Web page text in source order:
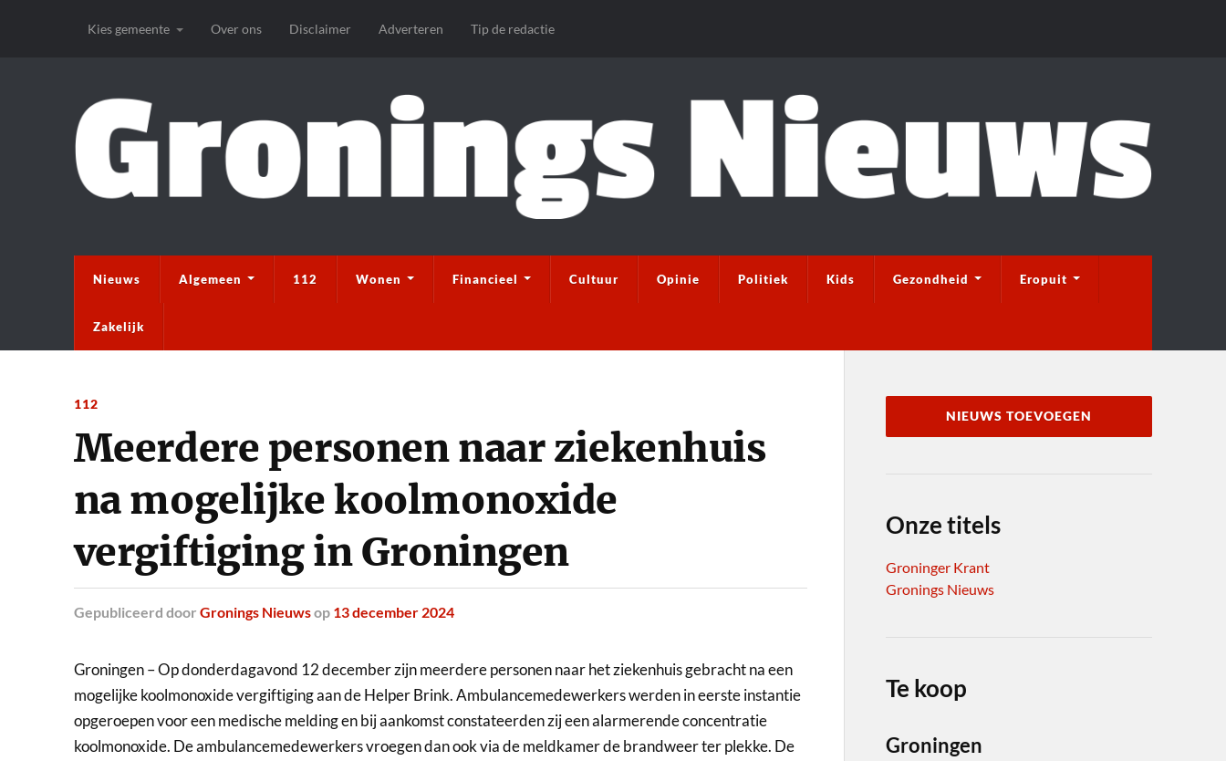
Kies gemeente Over ons Disclaimer Adverteren Tip de redactie
Nieuws Algemeen 112 Wonen Financieel Cultuur Opinie Politiek Kids Gezondheid Eropuit
Zakelijk
112
Meerdere personen naar ziekenhuis
na mogelijke koolmonoxide
vergiftiging in Groningen
Gepubliceerd door Gronings Nieuwsop 13 december 2024
Groningen – Op donderdagavond 12 december zijn meerdere personen naar het ziekenhuis gebracht na een
mogelijke koolmonoxide vergiftiging aan de Helper Brink.Ambulancemedewerkers werden in eerste instantie
opgeroepen voor een medische melding en bij aankomst constateerden zij een alarmerende concentratie
koolmonoxide. De ambulancemedewerkers vroegen dan ook via de meldkamer de brandweer ter plekke. De
NIEUWS TOEVOEGEN
Onze titels
Groninger Krant
Gronings Nieuws
Te koop
Groningen